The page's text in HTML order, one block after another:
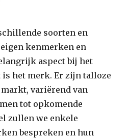
soorten en
kenmerken en
aspect bij het
is het merk. Er zijn talloze
variërend van
tot opkomende
zullen we enkele
bespreken en hun